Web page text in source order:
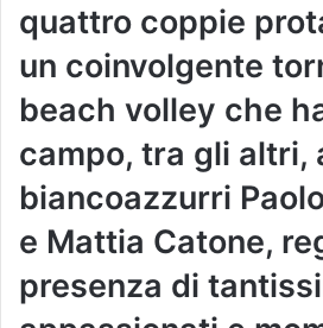
quattro coppie
un coinvolgente
beach volley che
campo, tra gli altri,
biancoazzurri
e Mattia Catone,
presenza di